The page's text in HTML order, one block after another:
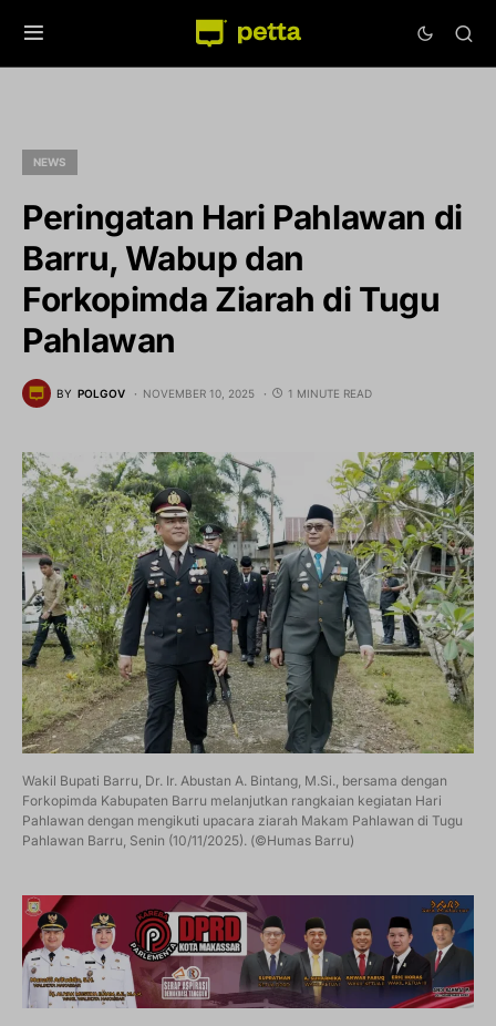
NEWS
Peringatan Hari Pahlawan di
Barru, Wabup dan
Forkopimda Ziarah di Tugu
Pahlawan
BY POLGOV NOVEMBER 10, 2025 1 MINUTE READ
Wakil Bupati Barru, Dr. Ir. Abustan A. Bintang, M.Si., bersama dengan
Forkopimda Kabupaten Barru melanjutkan rangkaian kegiatan Hari
Pahlawan dengan mengikuti upacara ziarah Makam Pahlawan di Tugu
Pahlawan Barru, Senin (10/11/2025). (©Humas Barru)